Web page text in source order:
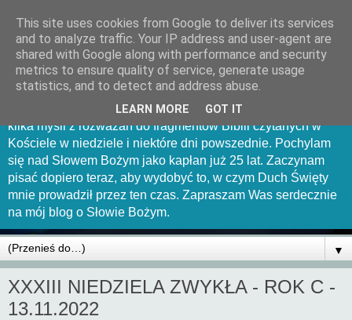
Mów Panie bo sługa Twój
słucha
Witam Was serdecznie na tej stronce. Chciałbym uchwycić
kilka myśli z rozważań do fragmentów Biblii czytanych w
Kościele w niedziele i niektóre dni powszednie. Pochylam
się nad Słowem Bożym jako kapłan już 25 lat. Zaczynam
pisać dopiero teraz, aby wydobyć to, w czym Duch Święty
mnie prowadził przez ten czas. Zapraszam Was serdecznie
na mój blog o Słowie Bożym.
▼
XXXIII NIEDZIELA ZWYKŁA - ROK C -
13.11.2022
This site uses cookies from Google to deliver its services
and to analyze traffic. Your IP address and user-agent are
shared with Google along with performance and security
metrics to ensure quality of service, generate usage
statistics, and to detect and address abuse.
LEARN MORE GOT IT